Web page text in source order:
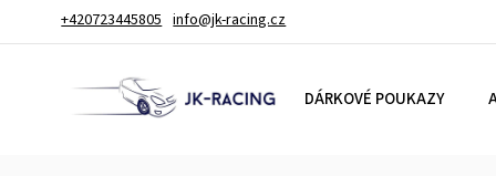
+420723445805 info@jk-racing.cz
DÁRKOVÉ POUKAZY